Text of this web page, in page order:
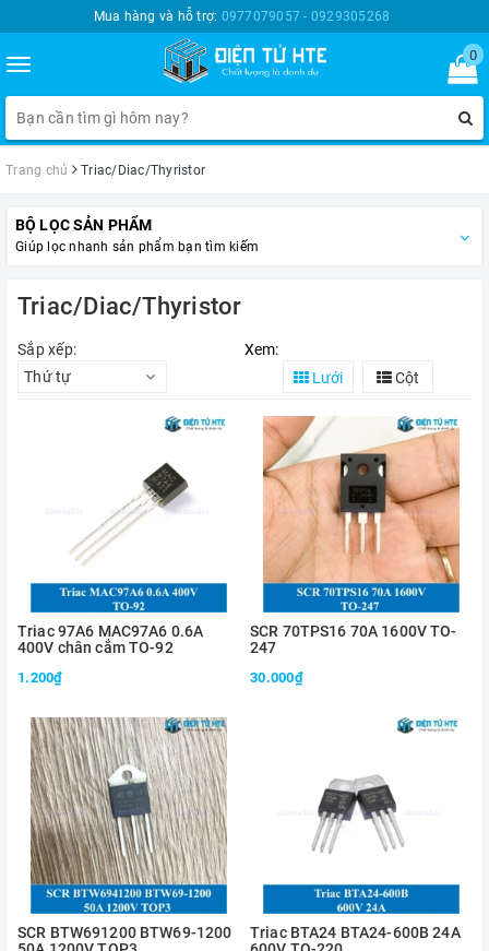
Mua hàng và hỗ trợ: 0977079057 - 0929305268
Toggle
navigation
0
Trang chủ Triac/Diac/Thyristor
BỘ LỌC SẢN PHẨM
Giúp lọc nhanh sản phẩm bạn tìm kiếm
Triac/Diac/Thyristor
Sắp xếp:
Thứ tự
Xem:
Lưới
Cột
Triac 97A6 MAC97A6 0.6A
400V chân cắm TO-92
1.200₫
SCR 70TPS16 70A 1600V TO-
247
30.000₫
SCR BTW691200 BTW69-1200
Triac BTA24 BTA24-600B 24A